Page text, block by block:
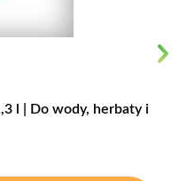
l | Do wody, herbaty i